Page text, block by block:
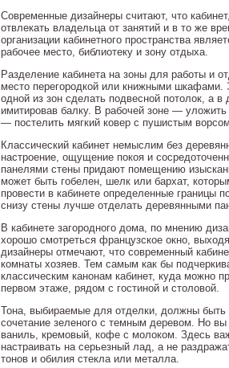
Современные дизайнеры считают, что
отвлекать владельца от занятий и в то же
организации кабинетного пространства
рабочее место, библиотеку и зону отдыха.
Разделение кабинета на зоны для работы и
место перегородкой или книжными
одной из зон сделать подвесной потолок, а в
имитировав балку. В рабочей зоне —
— постелить мягкий ковер с пушистым
Классический кабинет немыслим без
настроение, ощущение покоя и
панелями стены придают помещению
может быть гобелен, шелк или бархат,
провести в кабинете определенные границы
снизу стены лучше отделать деревянными
В кабинете загородного дома, по мнению
хорошо смотреться французское окно,
дизайнеры отмечают, что современный
комнаты хозяев. Тем самым как бы
классическим канонам кабинет, куда можно
первом этаже, рядом с гостиной и столовой.
Тона, выбираемые для отделки, должны
сочетание зеленого с темным деревом. Но
ваниль, кремовый, кофе с молоком. Здесь
настраивать на серьезный лад, а не
тонов и обилия стекла или металла.